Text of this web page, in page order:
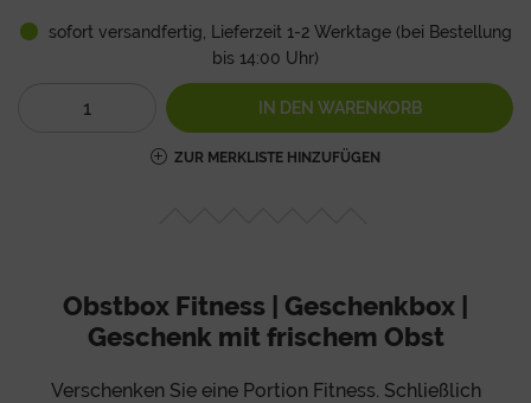
sofort versandfertig, Lieferzeit 1-2 Werktage (bei Bestellung
bis 14:00 Uhr)
IN DEN WARENKORB
ZUR MERKLISTE HINZUFÜGEN
Obstbox Fitness | Geschenkbox |
Geschenk mit frischem Obst
Verschenken Sie eine Portion Fitness. Schließlich